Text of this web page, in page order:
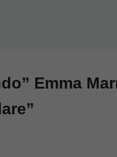
Emma